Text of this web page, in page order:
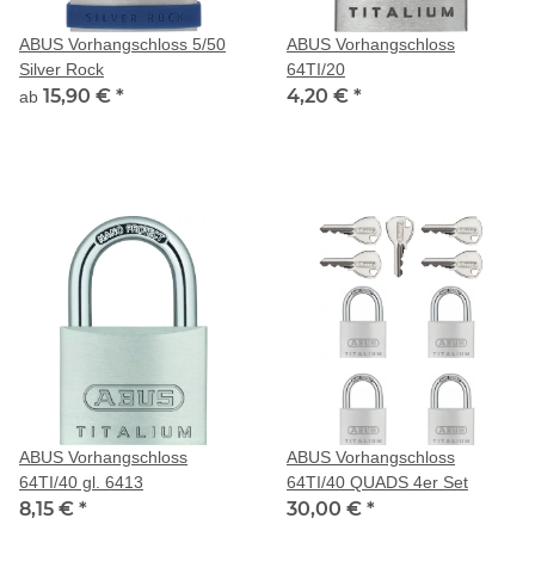
ABUS Vorhangschloss 5/50
Silver Rock
ab 15,90 € *
ABUS Vorhangschloss
64TI/20
4,20 € *
ABUS Vorhangschloss
64TI/40 gl. 6413
8,15 € *
ABUS Vorhangschloss
64TI/40 QUADS 4er Set
30,00 € *